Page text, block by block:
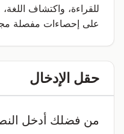
للقراءة، واكتشاف
على إحصاءات مفصلة
حقل الإدخال
من فضلك أدخل